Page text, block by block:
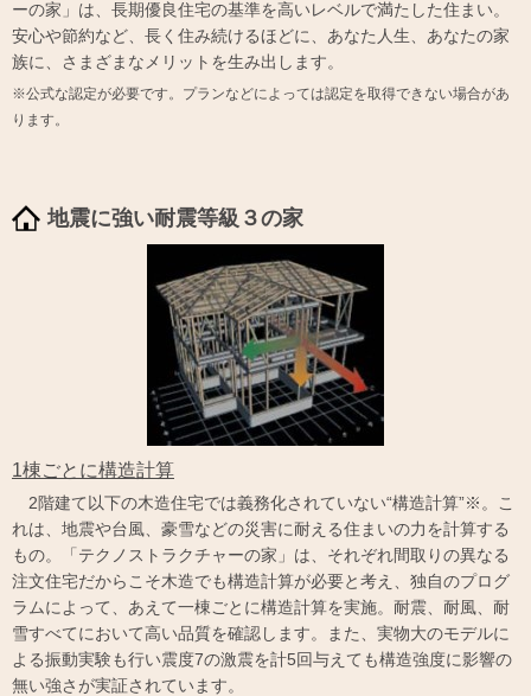
ーの家」は、長期優良住宅の基準を高いレベルで満たした住まい。
安心や節約など、長く住み続けるほどに、あなた人生、あなたの家
族に、さまざまなメリットを生み出します。
※公式な認定が必要です。プランなどによっては認定を取得できない場合があ
ります。
地震に強い耐震等級３の家
1棟ごとに構造計算
2階建て以下の木造住宅では義務化されていない“構造計算”※。こ
れは、地震や台風、豪雪などの災害に耐える住まいの力を計算する
もの。「テクノストラクチャーの家」は、それぞれ間取りの異なる
注文住宅だからこそ木造でも構造計算が必要と考え、独自のプログ
ラムによって、あえて一棟ごとに構造計算を実施。耐震、耐風、耐
雪すべてにおいて高い品質を確認します。また、実物大のモデルに
よる振動実験も行い震度7の激震を計5回与えても構造強度に影響の
無い強さが実証されています。